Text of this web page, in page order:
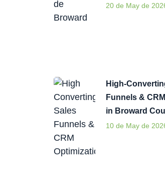
20 de May de
High-
Funnels &
in Broward
10 de May de